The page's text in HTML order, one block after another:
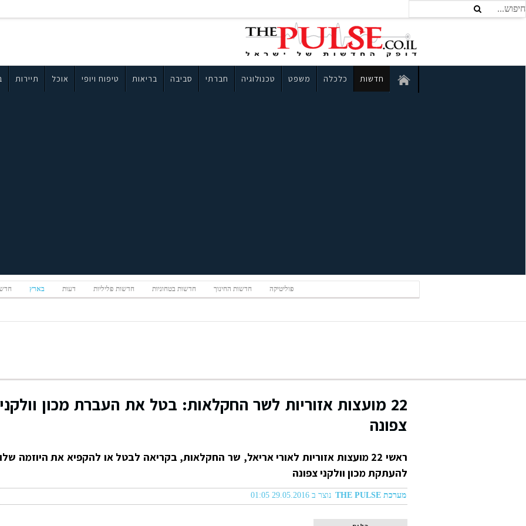
חדשות כלכלה משפט טכנולוגיה חברתי סביבה בריאות טיפוח ויופי אוכל תיירות
פוליטיקה חדשות החינוך חדשות בטחוניות חדשות פליליות דעות בארץ
22 מועצות אזוריות לשר החקלאות: בטל את העברת מכון וולקני
צפונה
ראשי 22 מועצות אזוריות לאורי אריאל, שר החקלאות, בקריאה לבטל או להקפיא את היוזמה שלו
להעתקת מכון וולקני צפונה
מערכת THE PULSE נוצר ב 29.05.2016 01:05